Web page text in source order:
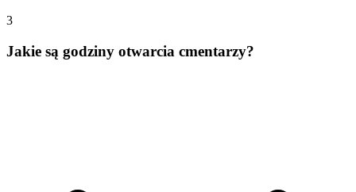
3
Jakie są godziny otwarcia cmentarzy?